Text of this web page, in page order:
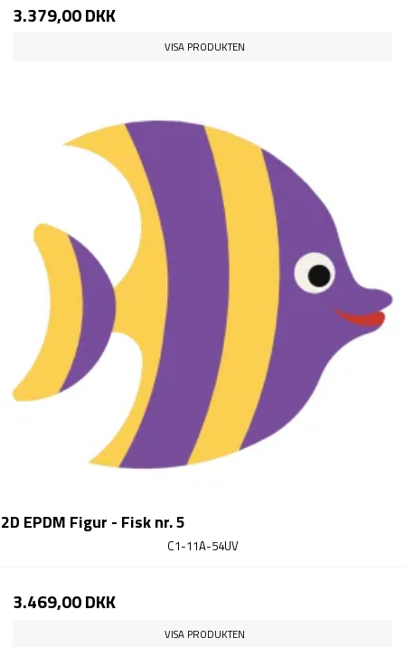
3.379,00 DKK
VISA PRODUKTEN
2D EPDM Figur - Fisk nr. 5
C1-11A-54UV
3.469,00 DKK
VISA PRODUKTEN